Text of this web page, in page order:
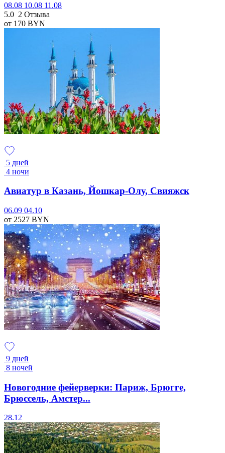
08.08 10.08 11.08
5.0 2 Отзыва
от 170 BYN
5 дней
4 ночи
Авиатур в Казань, Йошкар-Олу, Свияжск
06.09 04.10
от 2527 BYN
9 дней
8 ночей
Новогодние фейерверки: Париж, Брюгге,
Брюссель, Амстер...
28.12